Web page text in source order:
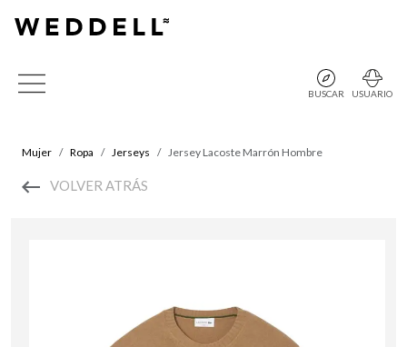
BUSCAR USUARIO
Mujer Ropa Jerseys Jersey Lacoste Marrón Hombre
VOLVER ATRÁS